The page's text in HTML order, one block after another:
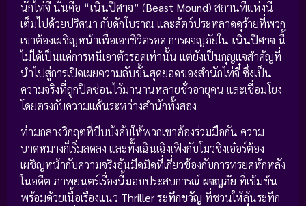
นักไท่จี๋ นั่นคือ “เนินปีศาจ” (Beast Mound) สถานที่แห่งนี้
เต็มไปด้วยปริศนา กับดักโบราณ และสัตว์ประหลาดดุร้ายที่พวก
เขาต้องเผชิญหน้าเพื่อเอาชีวิตรอด การผจญภัยใน เนินปีศาจ นี้
ไม่ได้เป็นแค่การหนีเอาตัวรอดเท่านั้น แต่ยังเป็นกุญแจสำคัญที่
นำไปสู่การเปิดเผยความลับขั้นสุดยอดของสำนักไท่จี๋ ซึ่งเป็น
ความจริงที่ถูกปิดซ่อนไว้มานานหลายชั่วอายุคน และเชื่อมโยง
โดยตรงกับความแค้นระหว่างสำนักทั้งสอง
ท่ามกลางวิกฤตที่บีบบังคับให้พวกเขาต้องร่วมมือกัน ความ
บาดหมางก็เริ่มลดลง และทั้งเฉินเฉิงเฟิงกับโมวชิงเอ๋อร์ต้อง
เผชิญหน้ากับความจริงอันมืดมิดที่เกี่ยวข้องกับการทรยศหักหลัง
ในอดีต ภาพยนตร์เรื่องนี้มอบประสบการณ์ ผจญภัย ที่เข้มข้น
พร้อมด้วยเนื้อเรื่องแนว Thriller ระทึกขวัญ ที่ชวนให้ลุ้นระทึก